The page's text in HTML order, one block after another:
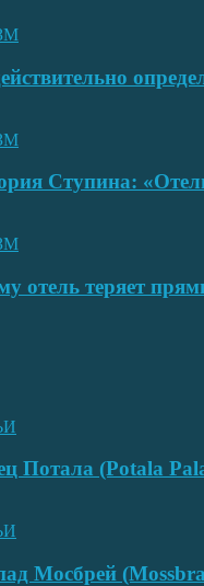
Ступина:
отель теряет
Потала (Potala
Мосбрей